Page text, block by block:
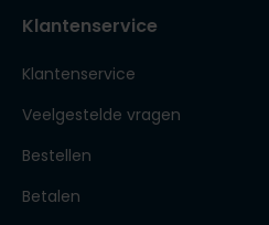
Klantenservice
Klantenservice
Veelgestelde vragen
Bestellen
Betalen